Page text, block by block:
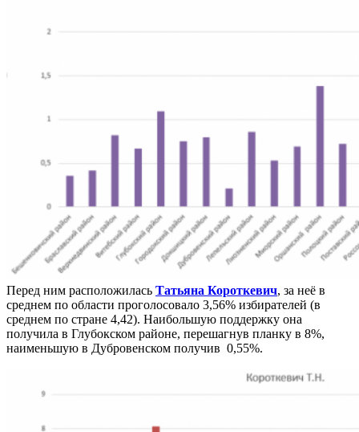
Перед ним расположилась Татьяна Короткевич, за неё в
среднем по области проголосовало 3,56% избирателей (в
среднем по стране 4,42). Наибольшую поддержку она
получила в Глубокском районе, перешагнув планку в 8%,
наименьшую в Дубровенском получив 0,55%.